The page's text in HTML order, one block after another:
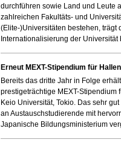
durchführen sowie Land und Leute
zahlreichen Fakultäts- und
(Elite-)Universitäten bestehen,
Internationalisierung der Universität
Erneut MEXT-Stipendium für
Bereits das dritte Jahr in Folge
prestigeträchtige MEXT-
Keio Universität, Tokio. Das sehr
an Austauschstudierende mit
Japanische Bildungsministerium